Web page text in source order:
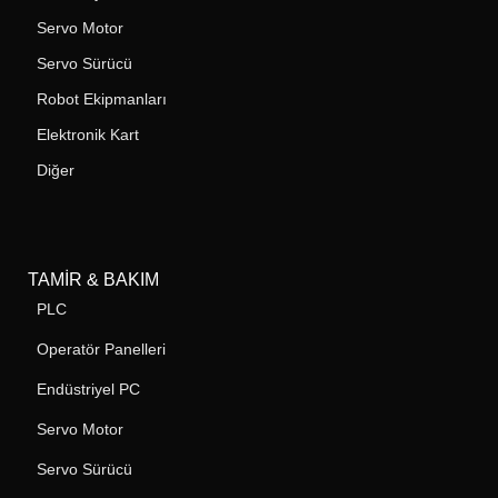
Servo Motor
Servo Sürücü
Robot Ekipmanları
Elektronik Kart
Diğer
TAMIR & BAKIM
PLC
Operatör Panelleri
Endüstriyel PC
Servo Motor
Servo Sürücü